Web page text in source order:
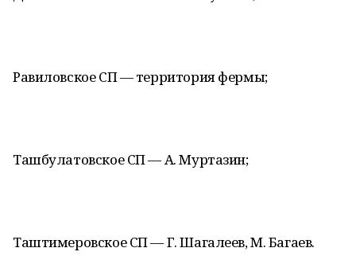
Равиловское СП — территория фермы;
Ташбулатовское СП — А. Муртазин;
Таштимеровское СП — Г. Шагалеев, М. Багаев.